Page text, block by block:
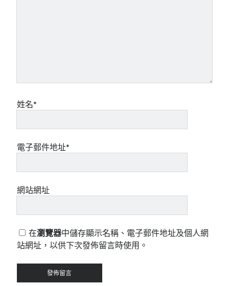
姓名*
電子郵件地址*
網站網址
在瀏覽器中儲存顯示名稱、電子郵件地址及個人網
站網址，以供下次發佈留言時使用。